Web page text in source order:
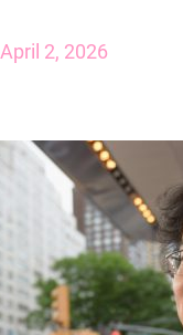
April 2, 2026